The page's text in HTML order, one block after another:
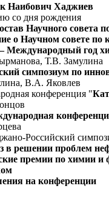
Наибович Хаджиев
со дня рождения
Научного совета
о Научном совете
– Международный год
Т.В. Замулина
симпозиум по
В.А. Яковлев
конференция "
Российский
в решении проблем
премии по химии и
на конференции